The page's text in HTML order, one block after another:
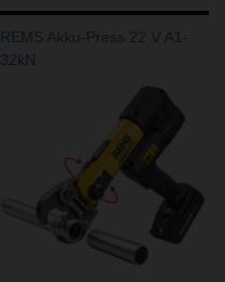
REMS Akku-Press 22 V A1-
32kN